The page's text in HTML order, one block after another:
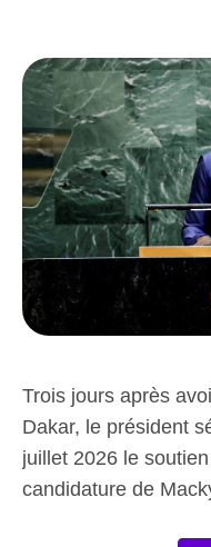
Trois jours après
Dakar, le président
juillet 2026 le
candidature de